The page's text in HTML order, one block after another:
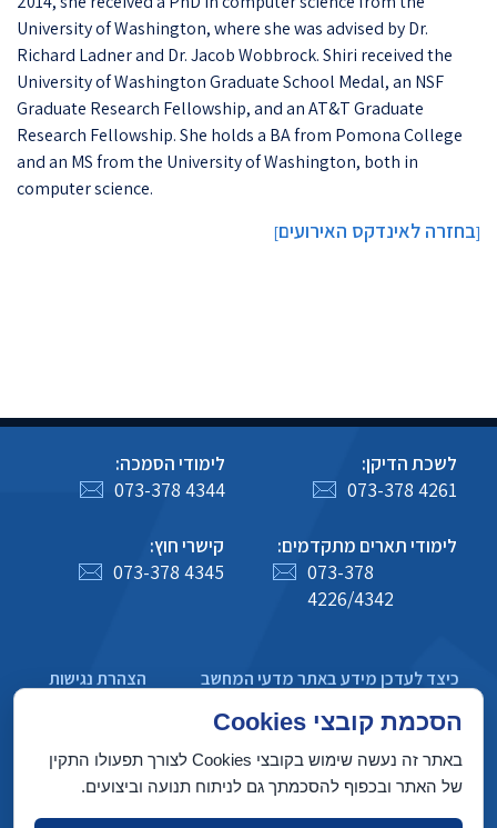
University of Washington, where she was advised by Dr.
Richard Ladner and Dr. Jacob Wobbrock. Shiri received the
University of Washington Graduate School Medal, an NSF
Graduate Research Fellowship, and an AT&T Graduate
Research Fellowship. She holds a BA from Pomona College
and an MS from the University of Washington, both in
computer science.
[בחזרה לאינדקס האירועים]
לשכת הדיקן:
073-378 4261
לימודי הסמכה:
073-378 4344
לימודי תארים מתקדמים:
073-378
4226/4342
קישרי חוץ:
073-378 4345
כיצד לעדכן מידע באתר מדעי המחשב
הצהרת נגישות
מדיניות פרטיות הסכמת קובצי Cookies
באתר זה נעשה שימוש בקובצי Cookies לצורך תפעולו התקין
של האתר ובכפוף להסכמתך גם לניתוח תנועה וביצועים.